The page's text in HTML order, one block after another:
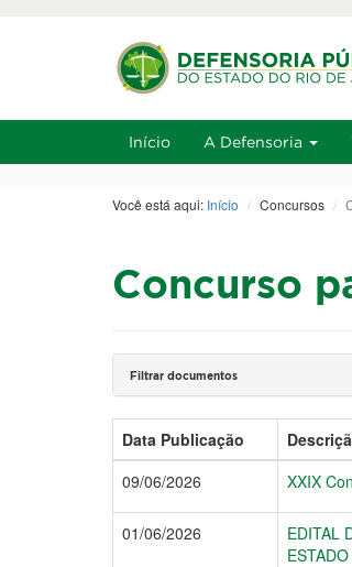
Início A Defensoria
Você está aqui: Início Concursos
Concurso
Filtrar documentos
Data Publicação
09/06/2026
XXIX
01/06/2026
EDITAL